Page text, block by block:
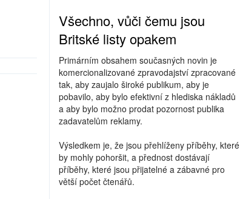
Všechno, vůči čemu jsou
Britské listy opakem
Primárním obsahem současných novin je
komercionalizované zpravodajství zpracované
tak, aby zaujalo široké publikum, aby je
pobavilo, aby bylo efektivní z hlediska nákladů
a aby bylo možno prodat pozornost publika
zadavatelům reklamy.
Výsledkem je, že jsou přehlíženy příběhy, které
by mohly pohoršit, a přednost dostávají
příběhy, které jsou přijatelné a zábavné pro
větší počet čtenářů.